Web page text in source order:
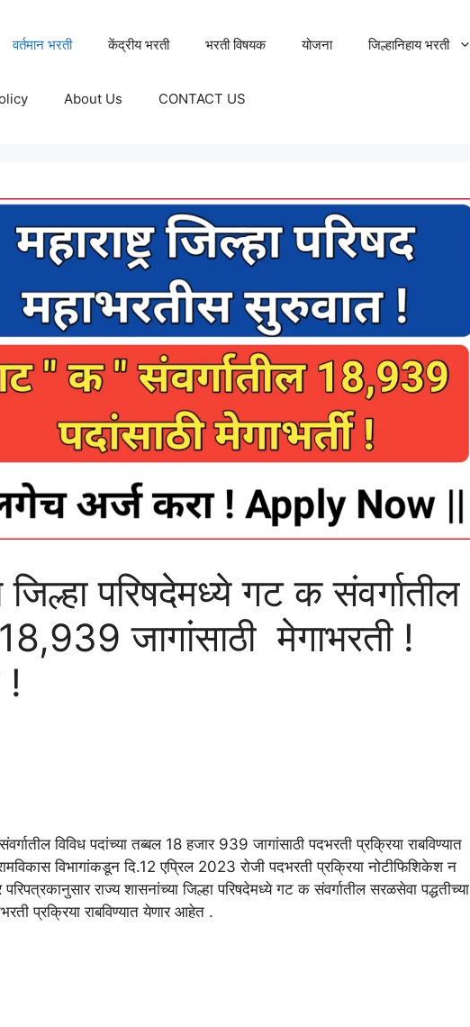
वर्तमान भरती केंद्रीय भरती भरती विषयक योजना जिल्हानिहाय भरती
About Us CONTACT US
‍जिल्हा परिषदेमध्ये गट क संवर्गातील
18,939 जागांसाठी मेगाभरती !
!
विविध पदांच्या तब्‍बल 18 हजार 939 जागांसाठी पदभरती प्रक्रिया राबविण्यात
विभागांकडून दि.12 एप्रिल 2023 रोजी पदभरती प्रक्रिया नोटीफिशिकेश न
राज्य शासनांच्या जिल्हा परिषदेमध्ये गट क संवर्गातील सरळसेवा पद्धतीच्या
प्रक्रिया राबविण्यात येणार आहेत .